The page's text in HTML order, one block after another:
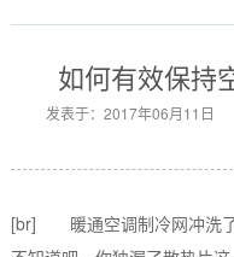
如何有效保持
发表于：2017年06月11日
[br] 暖通空调制冷网冲洗了